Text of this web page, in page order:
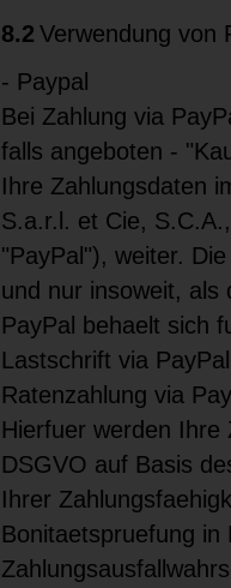
8.2 Verwendung von
- Paypal
Bei Zahlung via
falls angeboten -
Ihre Zahlungsdaten
S.a.r.l. et Cie,
"PayPal"), weiter.
und nur insoweit, als
PayPal behaelt sich
Lastschrift via
Ratenzahlung via
Hierfuer werden Ihre
DSGVO auf Basis
Ihrer
Bonitaetspruefung